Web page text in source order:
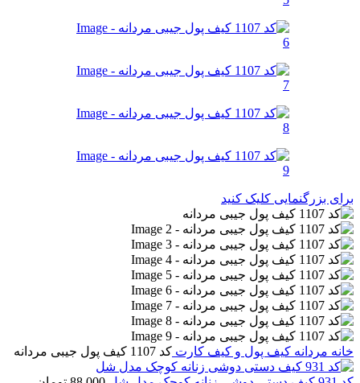
برای بزرگنمایی کلیک کنید
خانه مردانه کیف پول و کیف کارت کد 1107 کیف پول جیبی مردانه